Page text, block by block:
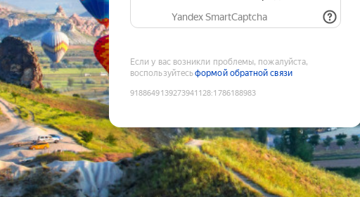
Yandex SmartCaptcha
Если у вас возникли проблемы, пожалуйста,
воспользуйтесьформой обратной связи
9188649139273941128:1786188983